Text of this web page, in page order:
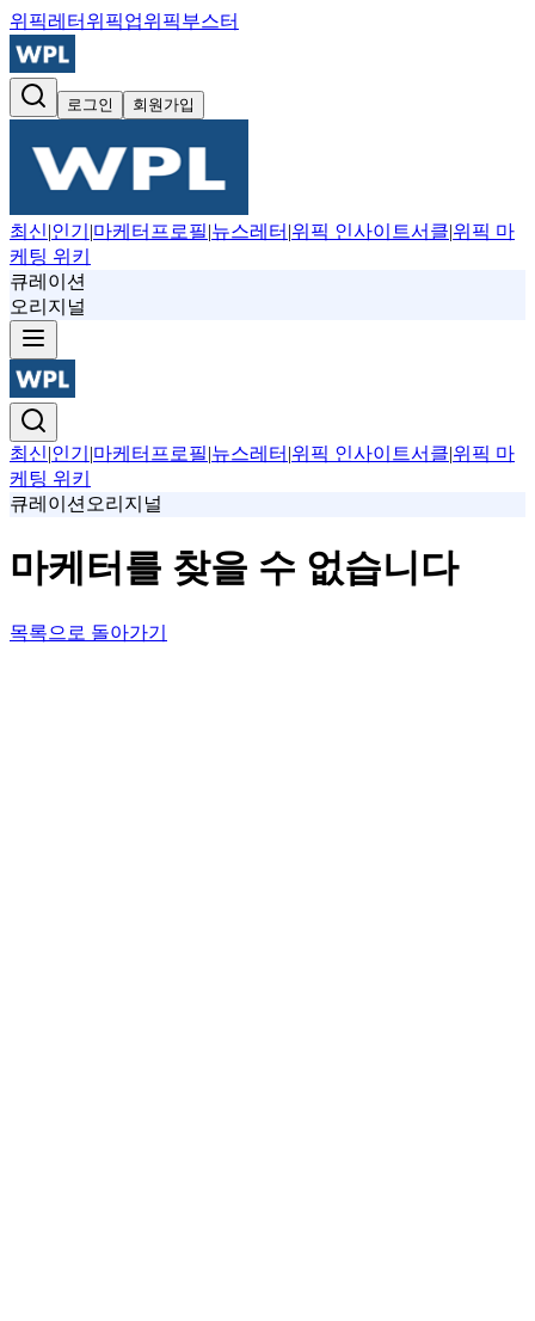
위픽레터 위픽업위픽부스터
로그인 회원가입
최신|인기 |마케터프로필|뉴스레터 |위픽 인사이트서클|위픽 마
케팅 위키
큐레이션
오리지널
최신|인기 |마케터프로필|뉴스레터 |위픽 인사이트서클|위픽 마
케팅 위키
큐레이션 오리지널
마케터를 찾을 수 없습니다
목록으로 돌아가기